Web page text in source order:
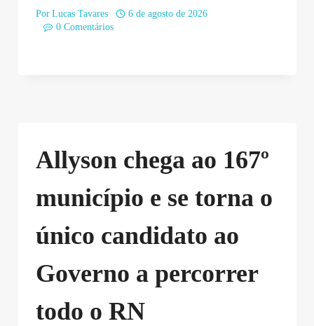
Por Lucas Tavares
6 de agosto de 2026
0 Comentários
Allyson chega ao 167º
município e se torna o
único candidato ao
Governo a percorrer
todo o RN